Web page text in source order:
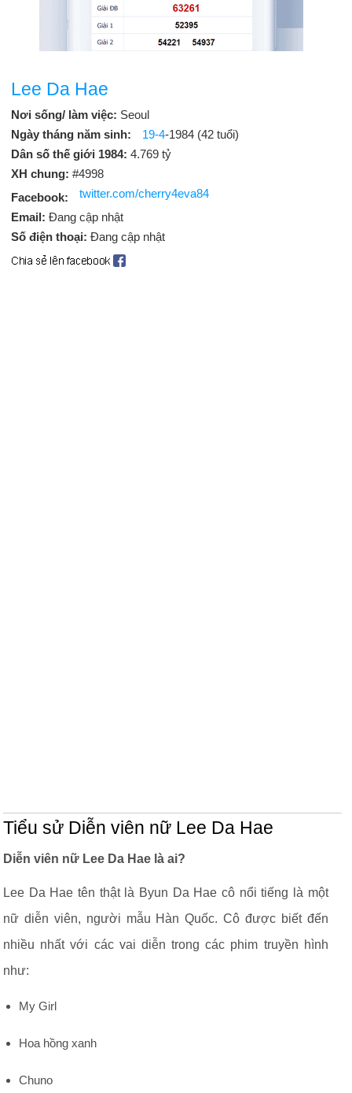
Lee Da Hae
Nơi sống/ làm việc: Seoul
Ngày tháng năm sinh:
19-4-1984 (42 tuổi)
Dân số thế giới 1984: 4.769 tỷ
XH chung: #4998
Facebook:
twitter.com/cherry4eva84
Email: Đang cập nhật
Số điện thoại: Đang cập nhật
Tiểu sử Diễn viên nữ Lee Da Hae
Diễn viên nữ Lee Da Hae là ai?
Lee Da Hae tên thật là Byun Da Hae cô nổi tiếng là một
nữ diễn viên, người mẫu Hàn Quốc. Cô được biết đến
nhiều nhất với các vai diễn trong các phim truyền hình
như:
My Girl
Hoa hồng xanh
Chuno